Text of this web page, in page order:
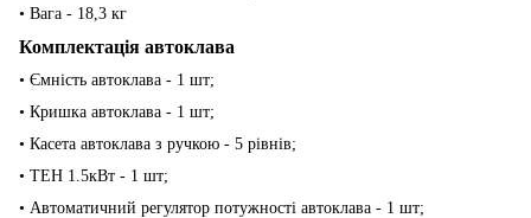
• Вага - 18,3 кг
Комплектація автоклава
• Ємність автоклава - 1 шт;
• Кришка автоклава - 1 шт;
• Касета автоклава з ручкою - 5 рівнів;
• ТЕН 1.5кВт - 1 шт;
• Автоматичний регулятор потужності автоклава - 1 шт;